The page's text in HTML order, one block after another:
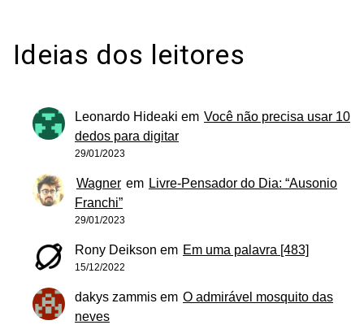
Ideias dos leitores
Leonardo Hideaki em Você não precisa usar 10
dedos para digitar
29/01/2023
Wagner em Livre-Pensador do Dia: “Ausonio
Franchi”
29/01/2023
Rony Deikson em Em uma palavra [483]
15/12/2022
dakys zammis em O admirável mosquito das
neves